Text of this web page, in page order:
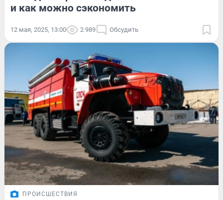
и как можно сэкономить
12 мая, 2025, 13:00 2 989 Обсудить
ПРОИСШЕСТВИЯ